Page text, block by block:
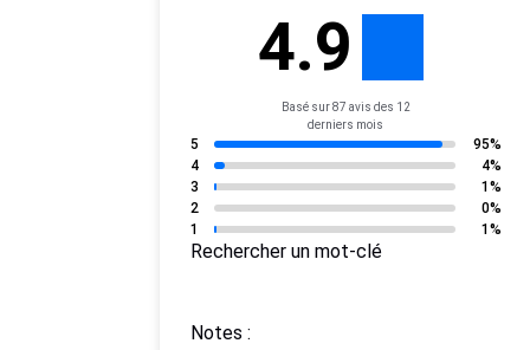
4.9
Basé sur 87 avis des 12
derniers mois
5
95%
4
4%
3
1%
2
0%
1
1%
Rechercher un mot-clé
Notes :